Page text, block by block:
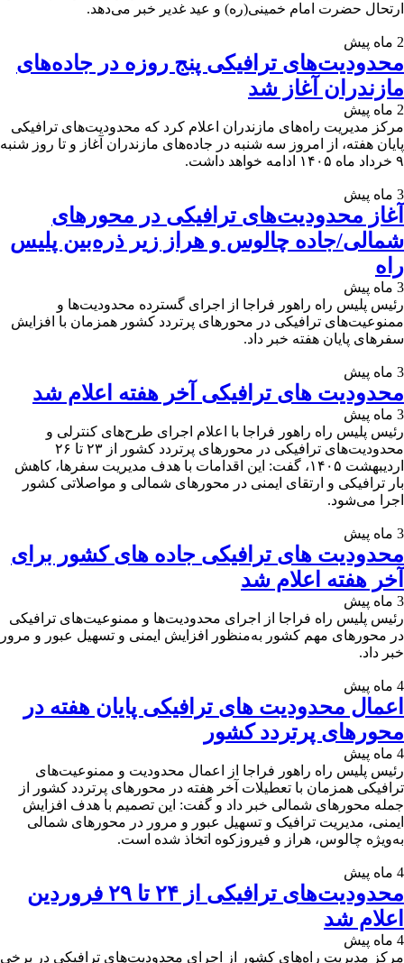
ارتحال حضرت امام خمینی(ره) و عید غدیر خبر می‌دهد.
2 ماه پیش
محدودیت‌های ترافیکی پنج روزه در جاده‌های
مازندران آغاز شد
2 ماه پیش
مرکز مدیریت راه‌های مازندران اعلام کرد که محدودیت‌های ترافیکی
پایان هفته، از امروز سه شنبه در جاده‌های مازندران آغاز و تا روز شنبه
۹ خرداد ماه ۱۴۰۵ ادامه خواهد داشت.
3 ماه پیش
آغاز محدودیت‌های ترافیکی در محورهای
شمالی/جاده چالوس و هراز زیر ذره‌بین پلیس
راه
3 ماه پیش
رئیس پلیس راه راهور فراجا از اجرای گسترده محدودیت‌ها و
ممنوعیت‌های ترافیکی در محورهای پرتردد کشور همزمان با افزایش
سفرهای پایان هفته خبر داد.
3 ماه پیش
محدودیت های ترافیکی آخر هفته اعلام شد
3 ماه پیش
رئیس پلیس راه راهور فراجا با اعلام اجرای طرح‌های کنترلی و
محدودیت‌های ترافیکی در محورهای پرتردد کشور از ۲۳ تا ۲۶
اردیبهشت ۱۴۰۵، گفت: این اقدامات با هدف مدیریت سفرها، کاهش
بار ترافیکی و ارتقای ایمنی در محورهای شمالی و مواصلاتی کشور
اجرا می‌شود.
3 ماه پیش
محدودیت های ترافیکی جاده های کشور برای
آخر هفته اعلام شد
3 ماه پیش
رئیس پلیس راه فراجا از اجرای محدودیت‌ها و ممنوعیت‌های ترافیکی
در محورهای مهم کشور به‌منظور افزایش ایمنی و تسهیل عبور و مرور
خبر داد.
4 ماه پیش
اعمال محدودیت‌ های ترافیکی پایان هفته در
محورهای پرتردد کشور
4 ماه پیش
رئیس پلیس راه راهور فراجا از اعمال محدودیت‌ و ممنوعیت‌های
ترافیکی همزمان با تعطیلات آخر هفته در محورهای پرتردد کشور از
جمله محورهای شمالی خبر داد و گفت: این تصمیم با هدف افزایش
ایمنی، مدیریت ترافیک و تسهیل عبور و مرور در محورهای شمالی
به‌ویژه چالوس، هراز و فیروزکوه اتخاذ شده است.
4 ماه پیش
محدودیت‌های ترافیکی از ۲۴ تا ۲۹ فروردین
اعلام شد
4 ماه پیش
مرکز مدیریت راه‌های کشور از اجرای محدودیت‌های ترافیکی در برخی